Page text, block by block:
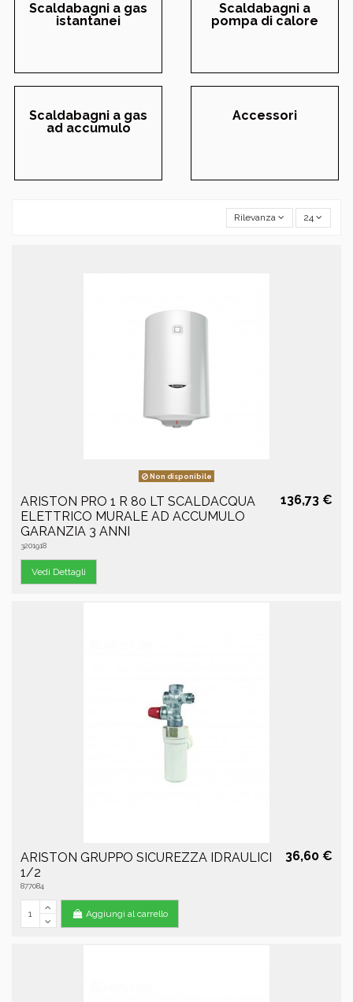
Scaldabagni a gas
istantanei
Scaldabagni a
pompa di calore
Scaldabagni a gas
ad accumulo
Accessori
Rilevanza 24
Non disponibile
ARISTON PRO 1 R 80 LT SCALDACQUA
ELETTRICO MURALE AD ACCUMULO
GARANZIA 3 ANNI
3201918
136,73 €
Vedi Dettagli
ARISTON GRUPPO SICUREZZA IDRAULICI
1/2
877084
36,60 €
Aggiungi al carrello